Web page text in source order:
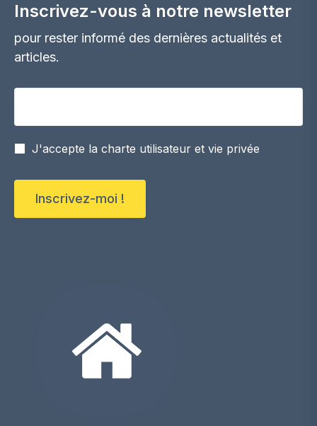
Inscrivez-vous à notre newsletter
pour rester informé des dernières actualités et
articles.
J'accepte la charte utilisateur et vie privée
Inscrivez-moi !